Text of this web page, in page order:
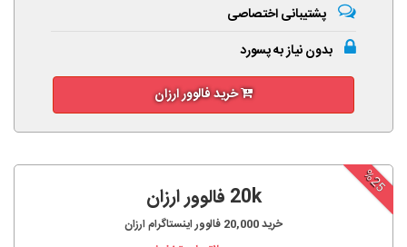
پشتیبانی اختصاصی
بدون نیاز به پسورد
خرید فالوور ارزان
%25
20k فالوور ارزان
خرید20,000 فالوور اینستاگرام ارزان